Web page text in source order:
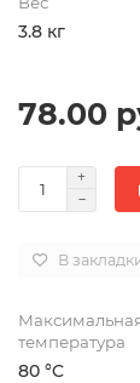
3.8 кг
78.00
В
температура
80 °C